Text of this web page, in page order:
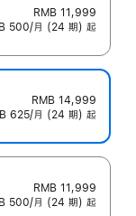
RMB 11,999
500/月 (24 期) 起
RMB 14,999
625/月 (24 期) 起
RMB 11,999
500/月 (24 期) 起